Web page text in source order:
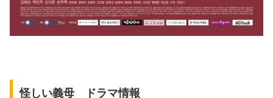
怪しい義母 ドラマ情報